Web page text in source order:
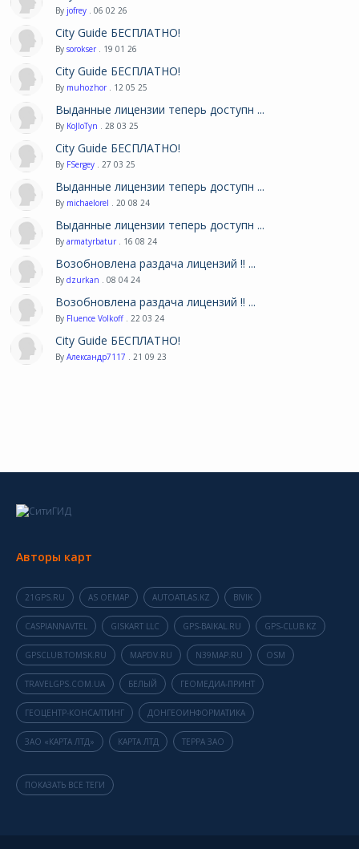
By jofrey . 06 02 26
City Guide БЕСПЛАТНО!
By sorokser . 19 01 26
City Guide БЕСПЛАТНО!
By muhozhor . 12 05 25
Выданные лицензии теперь доступн ...
By KoJIoTyn . 28 03 25
City Guide БЕСПЛАТНО!
By FSergey . 27 03 25
Выданные лицензии теперь доступн ...
By michaelorel . 20 08 24
Выданные лицензии теперь доступн ...
By armatyrbatur . 16 08 24
Возобновлена раздача лицензий !! ...
By dzurkan . 08 04 24
Возобновлена раздача лицензий !! ...
By Fluence Volkoff . 22 03 24
City Guide БЕСПЛАТНО!
By Александр7117 . 21 09 23
Авторы карт
21GPS.RU AS OEMAP AUTOATLAS.KZ BIVIK
CASPIANNAVTEL GISKART LLC GPS-BAIKAL.RU GPS-CLUB.KZ
GPSCLUB.TOMSK.RU MAPDV.RU N39MAP.RU OSM
TRAVELGPS.COM.UA БЕЛЫЙ ГЕОМЕДИА-ПРИНТ
ГЕОЦЕНТР-КОНСАЛТИНГ ДОНГЕОИНФОРМАТИКА
ЗАО «КАРТА ЛТД» КАРТА ЛТД ТЕРРА ЗАО
ПОКАЗАТЬ ВСЕ ТЕГИ